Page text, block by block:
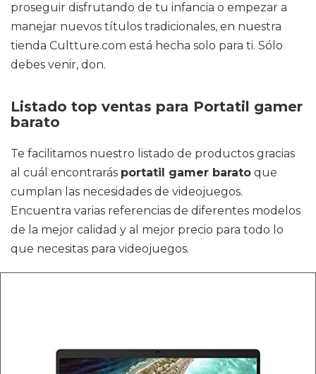
proseguir disfrutando de tu infancia o empezar a
manejar nuevos títulos tradicionales, en nuestra
tienda Cultture.com está hecha solo para ti. Sólo
debes venir, don.
Listado top ventas para Portatil gamer
barato
Te facilitamos nuestro listado de productos gracias
al cuál encontrarás portatil gamer barato que
cumplan las necesidades de videojuegos.
Encuentra varias referencias de diferentes modelos
de la mejor calidad y al mejor precio para todo lo
que necesitas para videojuegos.